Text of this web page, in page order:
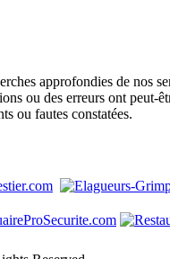
approfondies de nos
ou des erreurs ont peut-
ou fautes constatées.